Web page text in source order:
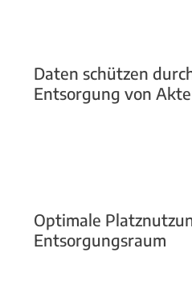
Daten schützen
Entsorgung von
Optimale
Entsorgungsraum